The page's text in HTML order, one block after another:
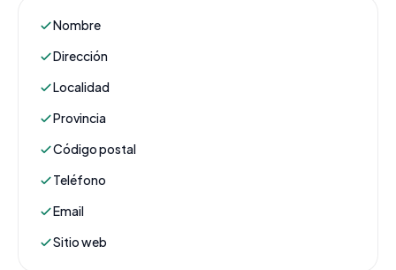
Nombre
Dirección
Localidad
Provincia
Código postal
Teléfono
Email
Sitio web